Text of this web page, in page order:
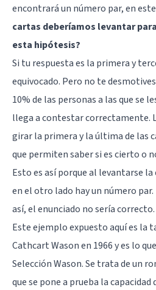
encontrará un número par, en este
cartas deberíamos levantar
esta hipótesis?
Si tu respuesta es la primera y
equivocado. Pero no te
10% de las personas a las que se
llega a contestar correctamente.
girar la primera y la última de las
que permiten saber si es cierto o
Esto es así porque al levantarse
en el otro lado hay un número par.
así, el enunciado no sería correcto.
Este ejemplo expuesto aquí es la
Cathcart Wason en 1966 y es lo
Selección Wason. Se trata de un
que se pone a prueba la